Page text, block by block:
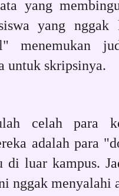
yang
yang
menemukan
untuk skripsinya.
celah para
adalah para
di luar kampus.
nggak menyalahi